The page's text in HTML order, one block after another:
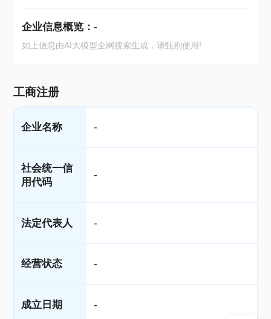
企业信息概览： -
如上信息由AI大模型全网搜索生成，请甄别使用!
工商注册
企业名称 -
社会统一信
用代码
-
法定代表人 -
经营状态 -
成立日期 -